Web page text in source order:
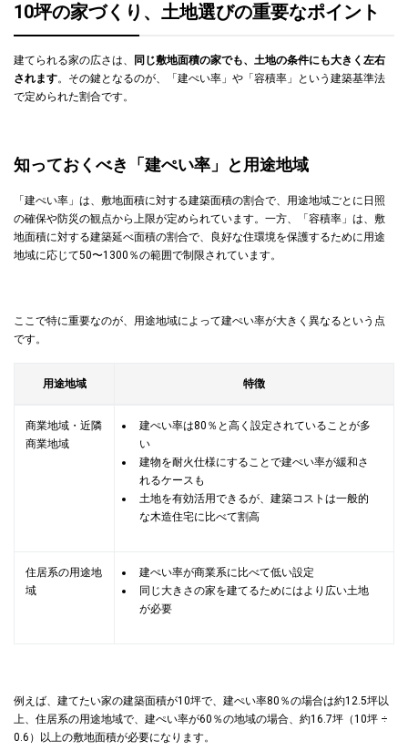
10坪の家づくり、土地選びの重要なポイント
建てられる家の広さは、
同じ敷地面積の家でも、土地の条件にも大きく左右
されます。その鍵となるのが、「建ぺい率」や「容積率」という建築基準法
で定められた割合です。
知っておくべき「建ぺい率」と用途地域
「建ぺい率」は、敷地面積に対する建築面積の割合で、用途地域ごとに日照
の確保や防災の観点から上限が定められています。一方、「容積率」は、敷
地面積に対する建築延べ面積の割合で、良好な住環境を保護するために用途
地域に応じて50〜1300％の範囲で制限されています。
ここで特に重要なのが、用途地域によって建ぺい率が大きく異なるという点
です。
用途地域 特徴
商業地域・近隣
商業地域
建ぺい率は80％と高く設定されていることが多
い
建物を耐火仕様にすることで建ぺい率が緩和さ
れるケースも
土地を有効活用できるが、建築コストは一般的
な木造住宅に比べて割高
住居系の用途地
域
建ぺい率が商業系に比べて低い設定
同じ大きさの家を建てるためにはより広い土地
が必要
例えば、建てたい家の建築面積が10坪で、建ぺい率80％の場合は約12.5坪以
上、住居系の用途地域で、建ぺい率が60％の地域の場合、約16.7坪（10坪 ÷
0.6）以上の敷地面積が必要になります。